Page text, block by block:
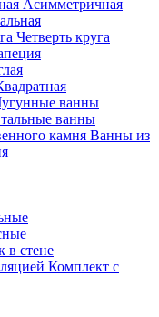
Асимметричная
Четверть круга
ванны
ванны
Ванны из
в стене
Комплект с